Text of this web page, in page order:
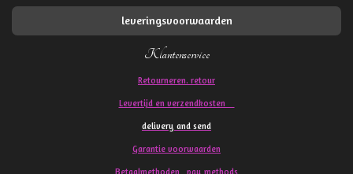
leveringsvoorwaarden
Klantenservice
Retourneren. retour
Levertijd en verzendkosten
delivery and send
Garantie voorwaarden
Betaalmethoden pay methods